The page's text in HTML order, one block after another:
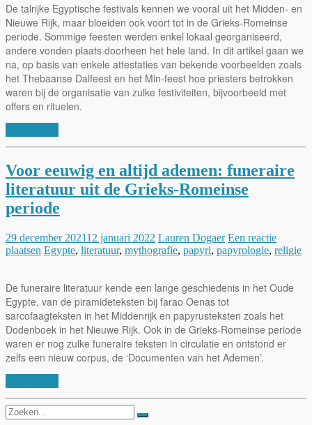
De talrijke Egyptische festivals kennen we vooral uit het Midden- en
Nieuwe Rijk, maar bloeiden ook voort tot in de Grieks-Romeinse
periode. Sommige feesten werden enkel lokaal georganiseerd,
andere vonden plaats doorheen het hele land. In dit artikel gaan we
na, op basis van enkele attestaties van bekende voorbeelden zoals
het Thebaanse Dalfeest en het Min-feest hoe priesters betrokken
waren bij de organisatie van zulke festiviteiten, bijvoorbeeld met
offers en rituelen.
Voor eeuwig en altijd ademen: funeraire
literatuur uit de Grieks-Romeinse
periode
29 december 202112 januari 2022 Lauren Dogaer Een reactie
plaatsen Egypte, literatuur, mythografie, papyri, papyrologie, religie
De funeraire literatuur kende een lange geschiedenis in het Oude
Egypte, van de piramideteksten bij farao Oenas tot
sarcofaagteksten in het Middenrijk en papyrusteksten zoals het
Dodenboek in het Nieuwe Rijk. Ook in de Grieks-Romeinse periode
waren er nog zulke funeraire teksten in circulatie en ontstond er
zelfs een nieuw corpus, de ‘Documenten van het Ademen’.
Zoeken